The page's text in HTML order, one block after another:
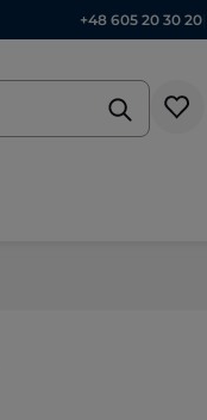
+48 605 20 30 20